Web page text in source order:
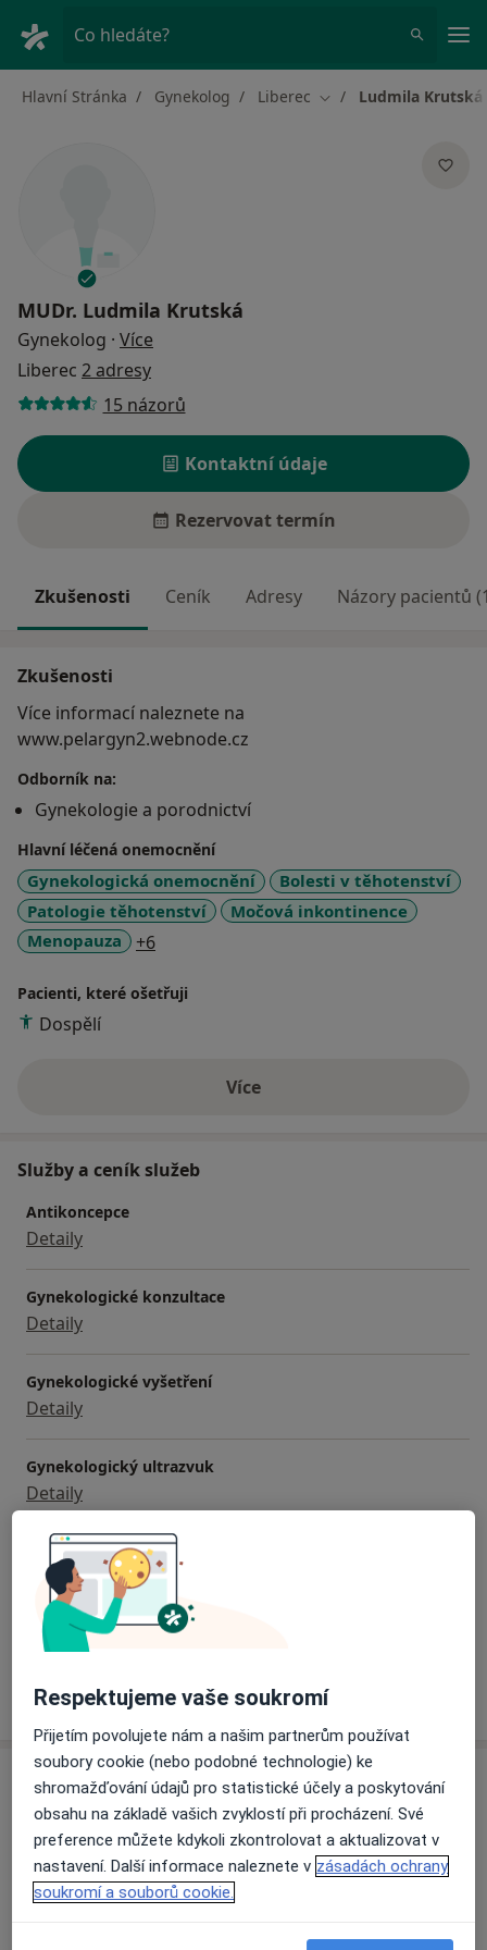
Co hledáte?
Hlavní Stránka Gynekolog Liberec Změna města
Ludmila Krutská
MUDr. Ludmila Krutská
Gynekolog · Více
Liberec 2 adresy
15 názorů
Kontaktní údaje
Rezervovat termín
Zkušenosti Ceník Adresy Názory pacientů
Zkušenosti
Více informací naleznete na
www.pelargyn2.webnode.cz
Odborník na:
Gynekologie a porodnictví
Hlavní léčená onemocnění
Gynekologická onemocnění
Bolesti v těhotenství
Patologie těhotenství
Močová inkontinence
Menopauza
+6a11y_sr_more_diseases
Pacienti, které ošetřuji
Dospělí
Víceo zkušenostech
Služby a ceník služeb
Antikoncepce
Detaily
Gynekologické konzultace
Detaily
Gynekologické vyšetření
Detaily
Gynekologický ultrazvuk
Detaily
Preventivní prohlídky
Detaily
+ 3 služby
Jak fungují ceny?
Adresy (2)
Adresa 1 Adresa 2
Respektujeme vaše soukromí
Přijetím povolujete nám a našim partnerům používat
soubory cookie (nebo podobné technologie) ke
shromažďování údajů pro statistické účely a poskytování
obsahu na základě vašich zvyklostí při procházení. Své
preference můžete kdykoli zkontrolovat a aktualizovat v
nastavení. Další informace naleznete v zásadách ochrany
soukromí a souborů cookie.